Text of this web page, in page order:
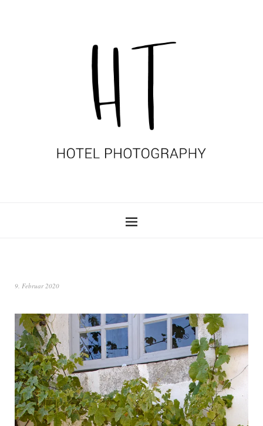
9. Februar 2020